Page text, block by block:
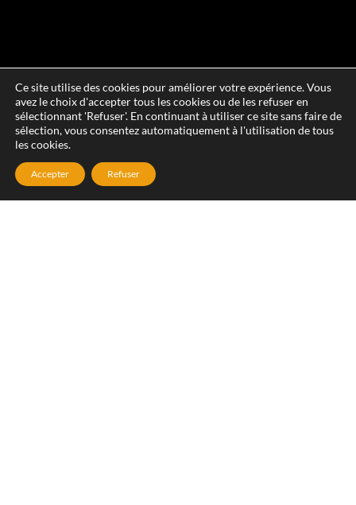
Ce site utilise des cookies pour améliorer votre expérience. Vous
avez le choix d'accepter tous les cookies ou de les refuser en
sélectionnant 'Refuser'. En continuant à utiliser ce site sans faire de
sélection, vous consentez automatiquement à l'utilisation de tous
les cookies.
Accepter Refuser